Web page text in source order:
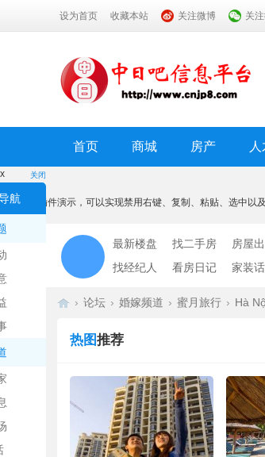
设为首页 收藏本站 关注微博 关
首页 商城 房产
关闭
航
x
本功能为插件演示，可以实现禁用右键、复制、粘贴、选中以
我知道了
最新楼盘 找二手房
房屋
找经纪人
看房日记 家装
› 论坛 › 婚嫁频道 › 蜜月旅行 › Hà
热图推荐